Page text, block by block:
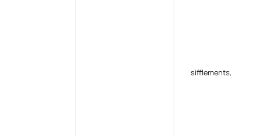
sifflements,